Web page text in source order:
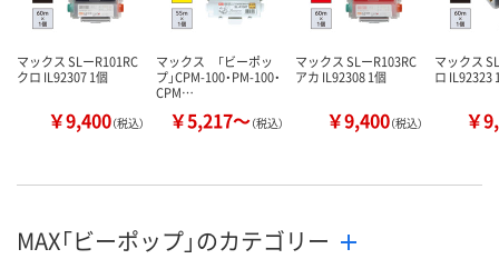
マックス SLーR101RC
クロ IL92307 1個
￥9,400（税込）
マックス 「ビーポッ
プ」CPM-100・PM-100・
CPM…
￥5,217～（税込）
マックス SLーR103RC
アカ IL92308 1個
￥9,400（税込）
マックス
ロ IL92323
￥
MAX「ビーポップ」のカテゴリー